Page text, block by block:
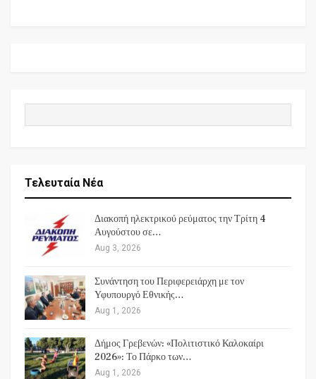
Τελευταία Νέα
Διακοπή ηλεκτρικού ρεύματος την Τρίτη 4
Αυγούστου σε…
Aug 3, 2026
Συνάντηση του Περιφερειάρχη με τον
Υφυπουργό Εθνικής…
Aug 1, 2026
Δήμος Γρεβενών: «Πολιτιστικό Καλοκαίρι
2026»: Το Πάρκο των…
Aug 1, 2026